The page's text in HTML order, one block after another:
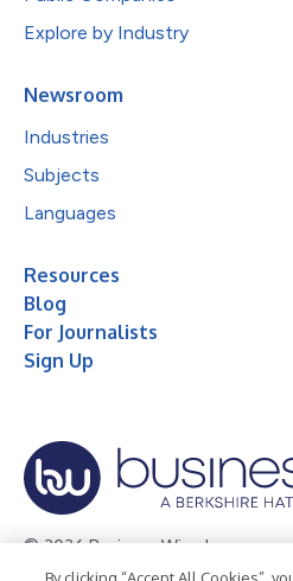
Explore by Industry
Newsroom
Industries
Subjects
Languages
Resources
Blog
For Journalists
Sign Up
© 2026 Business Wire, Inc.